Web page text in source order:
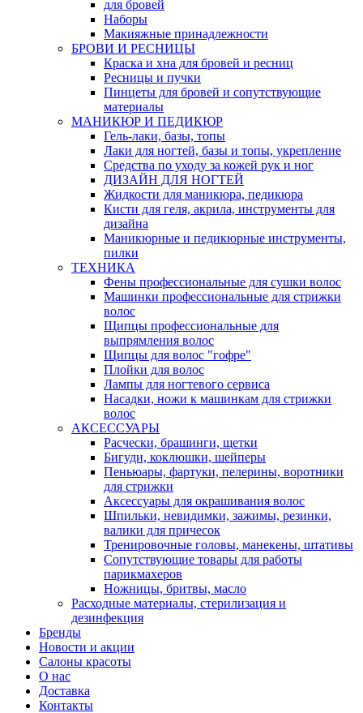
для бровей
Наборы
Макияжные принадлежности
БРОВИ И РЕСНИЦЫ
Краска и хна для бровей и ресниц
Ресницы и пучки
Пинцеты для бровей и сопутствующие
материалы
МАНИКЮР И ПЕДИКЮР
Гель-лаки, базы, топы
Лаки для ногтей, базы и топы, укрепление
Средства по уходу за кожей рук и ног
ДИЗАЙН ДЛЯ НОГТЕЙ
Жидкости для маникюра, педикюра
Кисти для геля, акрила, инструменты для
дизайна
Маникюрные и педикюрные инструменты,
пилки
ТЕХНИКА
Фены профессиональные для сушки волос
Машинки профессиональные для стрижки
волос
Щипцы профессиональные для
выпрямления волос
Щипцы для волос "гофре"
Плойки для волос
Лампы для ногтевого сервиса
Насадки, ножи к машинкам для стрижки
волос
АКСЕССУАРЫ
Расчески, брашинги, щетки
Бигуди, коклюшки, шейперы
Пеньюары, фартуки, пелерины, воротники
для стрижки
Аксессуары для окрашивания волос
Шпильки, невидимки, зажимы, резинки,
валики для причесок
Тренировочные головы, манекены, штативы
Сопутствующие товары для работы
парикмахеров
Ножницы, бритвы, масло
Расходные материалы, стерилизация и
дезинфекция
Бренды
Новости и акции
Салоны красоты
О нас
Доставка
Контакты